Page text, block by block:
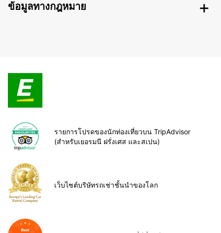
ข้อมูลทางกฎหมาย
รายการโปรดของนักท่องเที่ยวบน TripAdvisor
(สำหรับเยอรมนี ฝรั่งเศส และสเปน)
เว็บไซต์บริษัทรถเช่าชั้นนำของโลก